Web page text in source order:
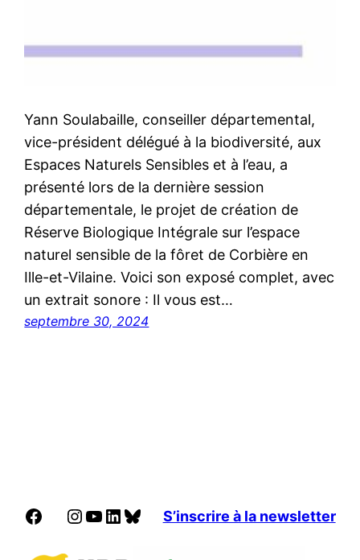
Yann Soulabaille, conseiller départemental,
vice-président délégué à la biodiversité, aux
Espaces Naturels Sensibles et à l’eau, a
présenté lors de la dernière session
départementale, le projet de création de
Réserve Biologique Intégrale sur l’espace
naturel sensible de la fôret de Corbière en
Ille-et-Vilaine. Voici son exposé complet, avec
un extrait sonore : Il vous est…
septembre 30, 2024
Facebook
Instagram
YouTube
LinkedIn
BlueskyS’inscrire à la newsletter